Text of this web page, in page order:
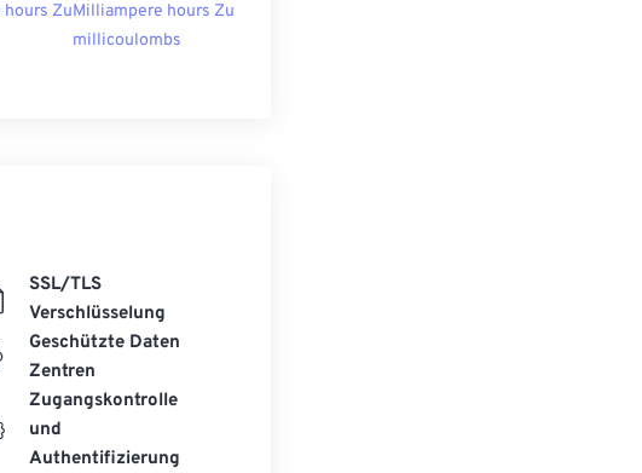
ZuMilliampere hours Zu
millicoulombs
SSL/TLS
Verschlüsselung
Geschützte Daten
Zentren
Zugangskontrolle
und
Authentifizierung